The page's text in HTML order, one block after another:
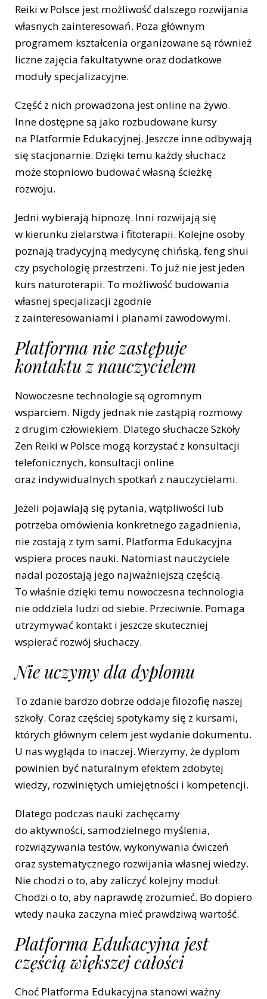
Reiki w Polsce jest możliwość dalszego rozwijania
własnych zainteresowań. Poza głównym
programem kształcenia organizowane są również
liczne zajęcia fakultatywne oraz dodatkowe
moduły specjalizacyjne.
Część z nich prowadzona jest online na żywo.
Inne dostępne są jako rozbudowane kursy
na Platformie Edukacyjnej. Jeszcze inne odbywają
się stacjonarnie. Dzięki temu każdy słuchacz
może stopniowo budować własną ścieżkę
rozwoju.
Jedni wybierają hipnozę. Inni rozwijają się
w kierunku zielarstwa i fitoterapii. Kolejne osoby
poznają tradycyjną medycynę chińską, feng shui
czy psychologię przestrzeni. To już nie jest jeden
kurs naturoterapii. To możliwość budowania
własnej specjalizacji zgodnie
z zainteresowaniami i planami zawodowymi.
Platforma nie zastępuje
kontaktu z nauczycielem
Nowoczesne technologie są ogromnym
wsparciem. Nigdy jednak nie zastąpią rozmowy
z drugim człowiekiem. Dlatego słuchacze Szkoły
Zen Reiki w Polsce mogą korzystać z konsultacji
telefonicznych, konsultacji online
oraz indywidualnych spotkań z nauczycielami.
Jeżeli pojawiają się pytania, wątpliwości lub
potrzeba omówienia konkretnego zagadnienia,
nie zostają z tym sami. Platforma Edukacyjna
wspiera proces nauki. Natomiast nauczyciele
nadal pozostają jego najważniejszą częścią.
To właśnie dzięki temu nowoczesna technologia
nie oddziela ludzi od siebie. Przeciwnie. Pomaga
utrzymywać kontakt i jeszcze skuteczniej
wspierać rozwój słuchaczy.
Nie uczymy dla dyplomu
To zdanie bardzo dobrze oddaje filozofię naszej
szkoły. Coraz częściej spotykamy się z kursami,
których głównym celem jest wydanie dokumentu.
U nas wygląda to inaczej. Wierzymy, że dyplom
powinien być naturalnym efektem zdobytej
wiedzy, rozwiniętych umiejętności i kompetencji.
Dlatego podczas nauki zachęcamy
do aktywności, samodzielnego myślenia,
rozwiązywania testów, wykonywania ćwiczeń
oraz systematycznego rozwijania własnej wiedzy.
Nie chodzi o to, aby zaliczyć kolejny moduł.
Chodzi o to, aby naprawdę zrozumieć. Bo dopiero
wtedy nauka zaczyna mieć prawdziwą wartość.
Platforma Edukacyjna jest
częścią większej całości
Choć Platforma Edukacyjna stanowi ważny